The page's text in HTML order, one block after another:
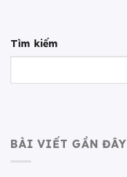
Tìm kiếm
BÀI VIẾT GẦN ĐÂY